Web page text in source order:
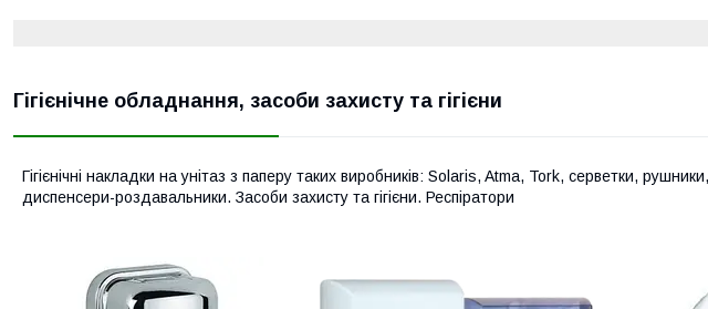
Гігієнічне обладнання, засоби захисту та гігієни
Гігієнічні накладки на унітаз з паперу таких виробників: Solaris, Atma, Tork, серветки,
диспенсери-роздавальники. Засоби захисту та гігієни. Респіратори